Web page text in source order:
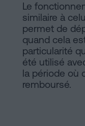
Le
similaire à
permet de
quand cela
particularité
été utilisé
la période où
remboursé.